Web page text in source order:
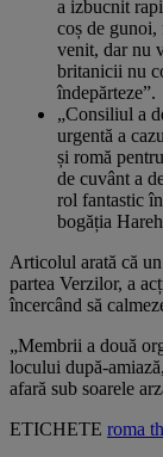
a izbucnit
coș de gunoi,
venit, dar nu
britanicii nu
îndepărteze”.
„Consiliul a
urgentă a
și romă
de cuvânt a
rol fantastic
bogăția
Articolul arată că
partea Verzilor, a
încercând să
„Membrii a două
locului după-
afară sub soarele
ETICHETE roma